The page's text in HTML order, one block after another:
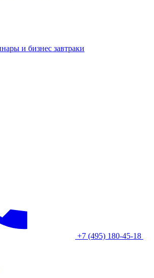
и бизнес завтраки
+7 (495) 180-45-18